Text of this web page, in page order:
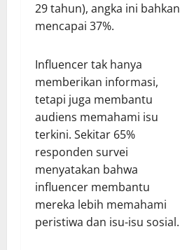
29 tahun), angka ini bahkan
mencapai 37%.
Influencer tak hanya
memberikan informasi,
tetapi juga membantu
audiens memahami isu
terkini. Sekitar 65%
responden survei
menyatakan bahwa
influencer membantu
mereka lebih memahami
peristiwa dan isu-isu sosial.